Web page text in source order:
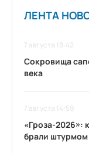
ЛЕНТА
7 августа 18:42
Сокровища
века
7 августа 14:59
«Гроза-2026»:
брали